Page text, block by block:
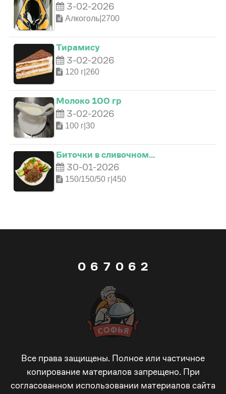
3-02-2026
Алкоголь|2700
Тирамису
3-02-2026
120 г|260
Молоко 100 гр
3-02-2026
100 г|30
Биточки в сливочном…
30-01-2026
150/150/50 г|450
0
3
4
1
2
3
6
8
9
_
0
2
3
4
7
8
9
_
-
0
1
2
3
4
2
6
8
9
_
2
5
6
Все права защищены. Полное или частичное
копирование материалов запрещено. При
согласованном использовании материалов сайта